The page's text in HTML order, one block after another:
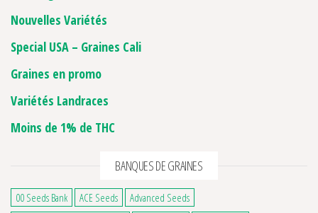
Nouvelles Variétés
Special USA – Graines Cali
Graines en promo
Variétés Landraces
Moins de 1% de THC
BANQUES DE GRAINES
00 Seeds Bank ACE Seeds
Advanced Seeds